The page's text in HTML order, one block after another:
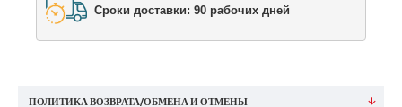
Сроки доставки: 90 рабочих дней
ПОЛИТИКА ВОЗВРАТА/ОБМЕНА И ОТМЕНЫ